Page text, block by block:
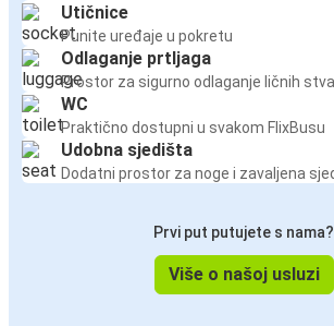
Utičnice
Punite uređaje u pokretu
Odlaganje prtljaga
Prostor za sigurno odlaganje ličnih
WC
Praktično dostupni u svakom FlixBusu
Udobna sjedišta
Dodatni prostor za noge i zavaljena
Prvi put putujete s nama?
Više o našoj usluzi